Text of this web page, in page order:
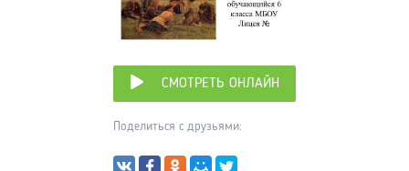
СМОТРЕТЬ ОНЛАЙН
Поделиться с друзьями: